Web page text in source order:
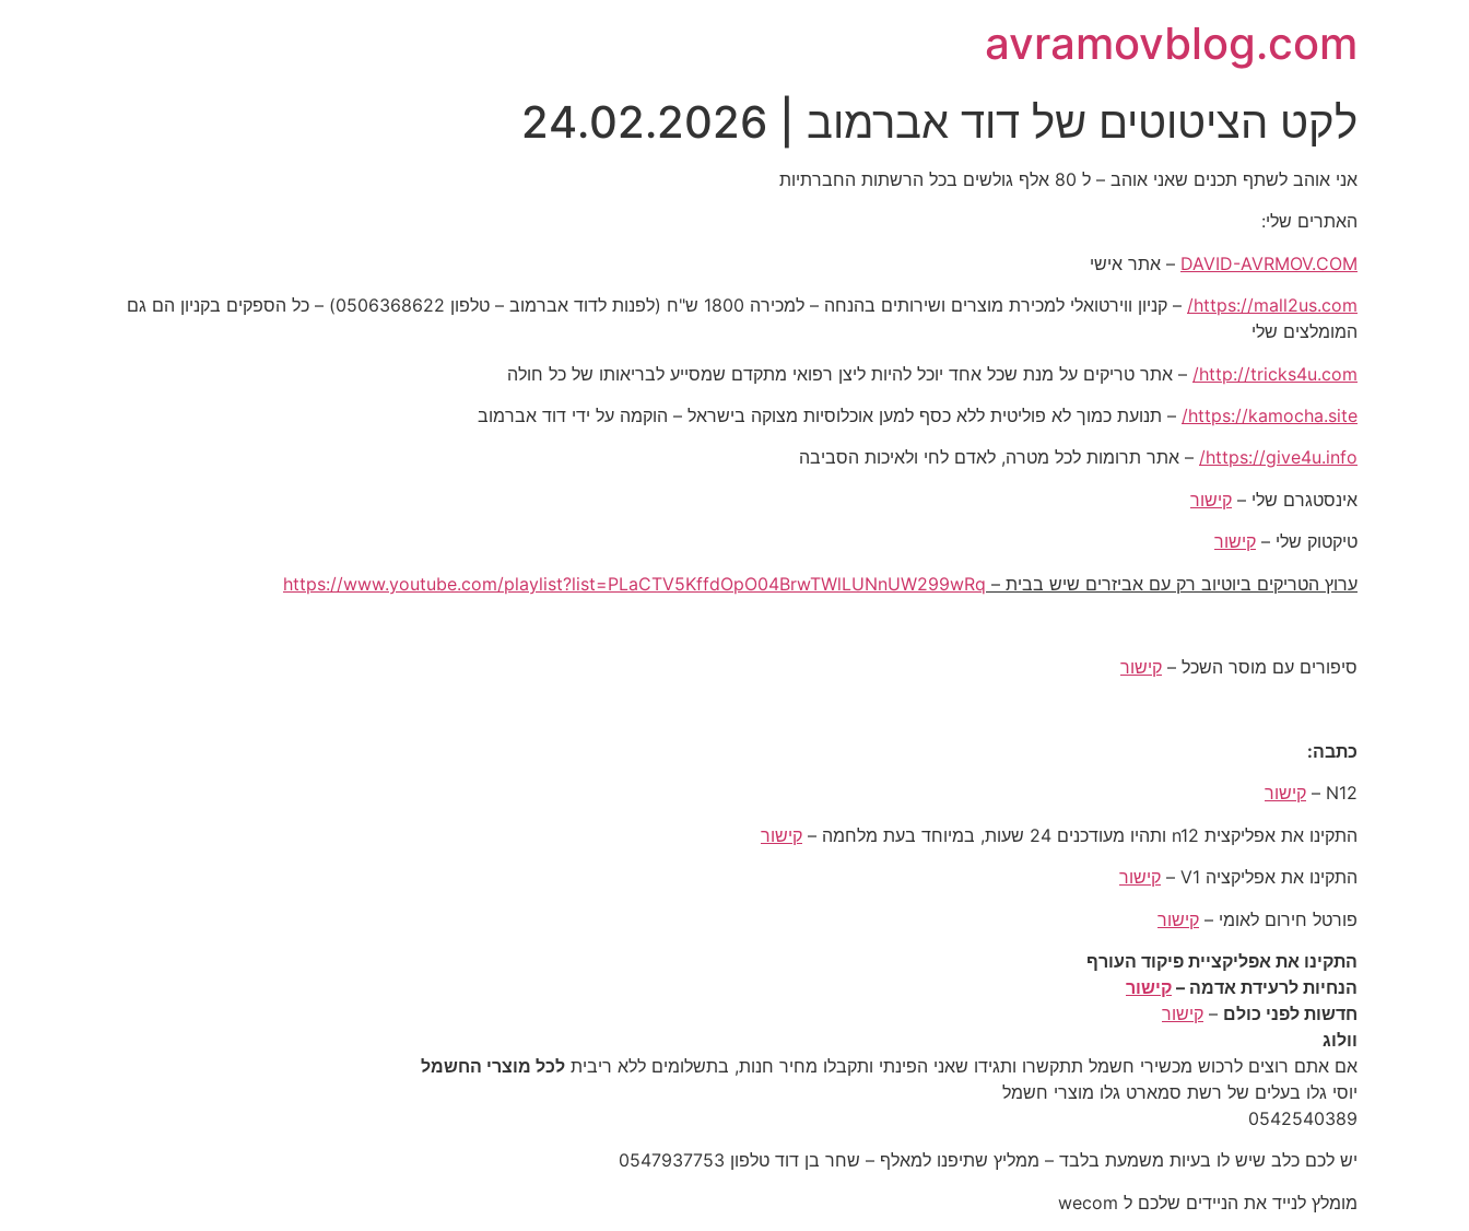
avramovblog.com
לקט הציטוטים של דוד אברמוב | 24.02.2026
אני אוהב לשתף תכנים שאני אוהב – ל 80 אלף גולשים בכל הרשתות החברתיות
האתרים שלי:
DAVID-AVRMOV.COM – אתר אישי
https://mall2us.com/
– קניון ווירטואלי למכירת מוצרים ושירותים בהנחה – למכירה 1800 ש"ח (לפנות לדוד אברמוב – טלפון 0506368622) – כל הספקים בקניון הם גם
המומלצים שלי
http://tricks4u.com/ – אתר טריקים על מנת שכל אחד יוכל להיות ליצן רפואי מתקדם שמסייע לבריאותו של כל חולה
https://kamocha.site/ – תנועת כמוך לא פוליטית ללא כסף למען אוכלוסיות מצוקה בישראל – הוקמה על ידי דוד אברמוב
https://give4u.info/ – אתר תרומות לכל מטרה, לאדם לחי ולאיכות הסביבה
אינסטגרם שלי – קישור
טיקטוק שלי – קישור
ערוץ הטריקים ביוטיוב רק עם אביזרים שיש בבית – https://www.youtube.com/playlist?list=PLaCTV5KffdOpO04BrwTWlLUNnUW299wRq
סיפורים עם מוסר השכל – קישור
כתבה:
N12 –
קישור
התקינו את אפליקצית n12 ותהיו מעודכנים 24 שעות, במיוחד בעת מלחמה –
קישור
התקינו את אפליקציה V1 –
קישור
פורטל חירום לאומי – קישור
התקינו את אפליקציית פיקוד העורף
הנחיות לרעידת אדמה – קישור
חדשות לפני כולם – קישור
וולוג
לכל מוצרי החשמל
יוסי גלו בעלים של רשת סמארט גלו מוצרי חשמל
‎0542540389‎
יש לכם כלב שיש לו בעיות משמעת בלבד – ממליץ שתיפנו למאלף – שחר בן דוד טלפון 0547937753
מומלץ לנייד את הניידים שלכם ל wecom